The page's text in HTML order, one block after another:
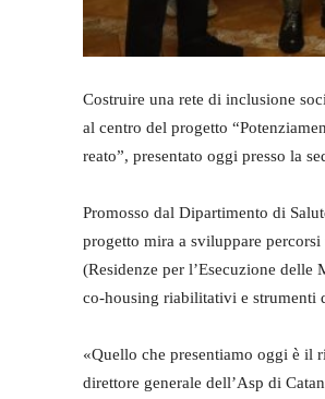
Costruire una rete di inclusione
al centro del progetto
reato”, presentato oggi presso la
Promosso dal Dipartimento di
progetto mira a sviluppare
(Residenze per l’Esecuzione delle
co-housing riabilitativi e strumenti
«Quello che presentiamo oggi è il
direttore generale dell’Asp di